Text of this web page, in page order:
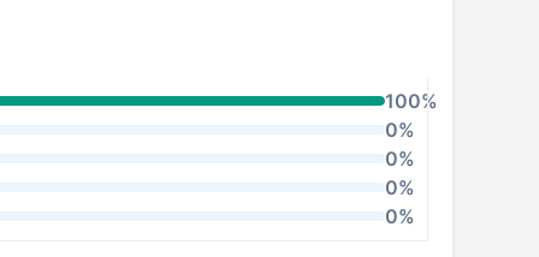
100%
0%
0%
0%
0%